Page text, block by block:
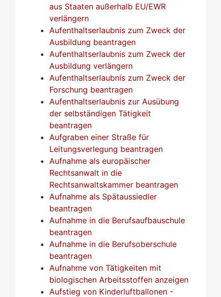
aus Staaten außerhalb EU/EWR
verlängern
Aufenthaltserlaubnis zum Zweck der
Ausbildung beantragen
Aufenthaltserlaubnis zum Zweck der
Ausbildung verlängern
Aufenthaltserlaubnis zum Zweck der
Forschung beantragen
Aufenthaltserlaubnis zur Ausübung
der selbständigen Tätigkeit
beantragen
Aufgraben einer Straße für
Leitungsverlegung beantragen
Aufnahme als europäischer
Rechtsanwalt in die
Rechtsanwaltskammer beantragen
Aufnahme als Spätaussiedler
beantragen
Aufnahme in die Berufsaufbauschule
beantragen
Aufnahme in die Berufsoberschule
beantragen
Aufnahme von Tätigkeiten mit
biologischen Arbeitsstoffen anzeigen
Aufstieg von Kinderluftballonen -